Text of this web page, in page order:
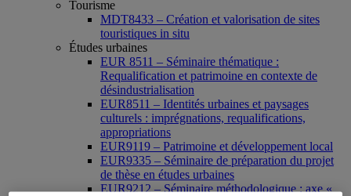
Tourisme
MDT8433 – Création et valorisation de sites
touristiques in situ
Études urbaines
EUR 8511 – Séminaire thématique :
Requalification et patrimoine en contexte de
désindustrialisation
EUR8511 – Identités urbaines et paysages
culturels : imprégnations, requalifications,
appropriations
EUR9119 – Patrimoine et développement local
EUR9335 – Séminaire de préparation du projet
de thèse en études urbaines
EUR9212 – Séminaire méthodologique : axe «